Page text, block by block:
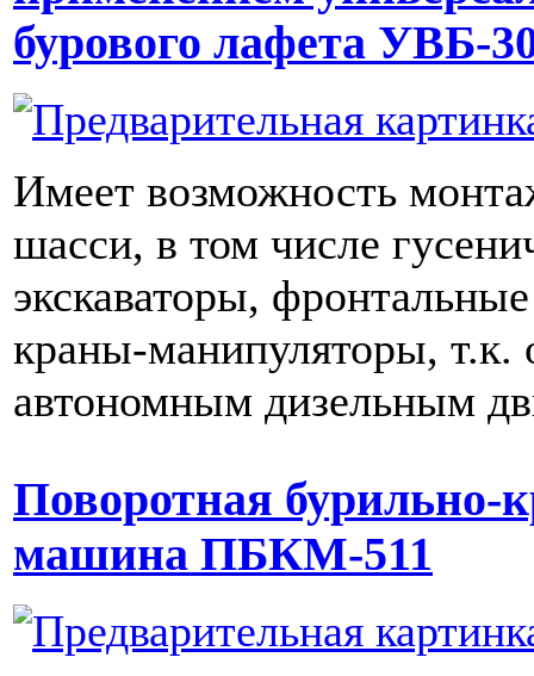
бурового лафета УВБ-
Имеет возможность
шасси, в том числе
экскаваторы,
краны-манипуляторы, т.к.
автономным дизельным
Поворотная бурильно-
машина ПБКМ-511